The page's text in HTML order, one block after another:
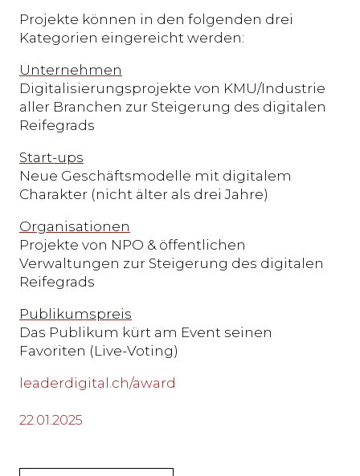
Projekte können in den folgenden drei
Kategorien eingereicht werden:
Unternehmen
Digitalisierungsprojekte von KMU/Industrie
aller Branchen zur Steigerung des digitalen
Reifegrads
Start-ups
Neue Geschäftsmodelle mit digitalem
Charakter (nicht älter als drei Jahre)
Organisationen
Projekte von NPO & öffentlichen
Verwaltungen zur Steigerung des digitalen
Reifegrads
Publikumspreis
Das Publikum kürt am Event seinen
Favoriten (Live-Voting)
leaderdigital.ch/award
22.01.2025